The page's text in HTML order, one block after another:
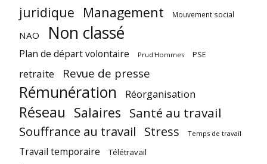
juridique Management Mouvement social
NAO Non classé
Plan de départ volontaire Prud'Hommes PSE
retraite Revue de presse
Rémunération Réorganisation
Réseau Salaires Santé au travail
Souffrance au travail Stress Temps de travail
Travail temporaire Télétravail